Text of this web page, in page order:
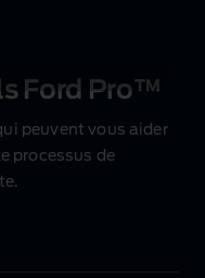
Ford Pro™
peuvent vous aider
processus de